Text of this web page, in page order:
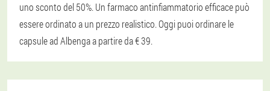
uno sconto del 50%. Un farmaco antinfiammatorio efficace può
essere ordinato a un prezzo realistico. Oggi puoi ordinare le
capsule ad Albenga a partire da € 39.